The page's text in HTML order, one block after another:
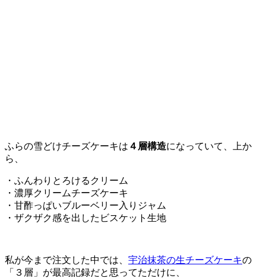
ふらの雪どけチーズケーキは ４層構造になっていて、上か
ら、
・ふんわりとろけるクリーム
・濃厚クリームチーズケーキ
・甘酢っぱいブルーベリー入りジャム
・ザクザク感を出したビスケット生地
私が今まで注文した中では、 宇治抹茶の生チーズケーキの
「３層」が最高記録だと思ってただけに、